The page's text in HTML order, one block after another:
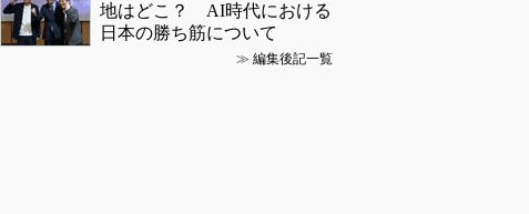
地はどこ？ AI時代における
日本の勝ち筋について
≫ 編集後記一覧